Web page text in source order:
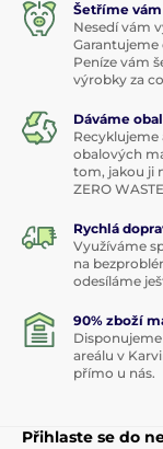
Šetříme
Nesedí vám
Garantujeme
Peníze vám
výrobky za
Dáváme
obalových
tom, jakou ji
ZERO
Rychlá
Využíváme
na
odesíláme
90% zboží
areálu v
přímo u nás.
Přihlaste se do